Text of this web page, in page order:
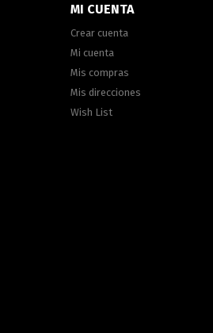
MI CUENTA
Crear cuenta
Mi cuenta
Mis compras
Mis direcciones
Wish List